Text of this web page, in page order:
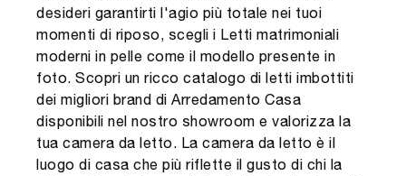
desideri garantirti l'agio più totale nei tuoi
momenti di riposo, scegli i Letti matrimoniali
moderni in pelle come il modello presente in
foto. Scopri un ricco catalogo di letti imbottiti
dei migliori brand di Arredamento Casa
disponibili nel nostro showroom e valorizza la
tua camera da letto. La camera da letto è il
luogo di casa che più riflette il gusto di chi la